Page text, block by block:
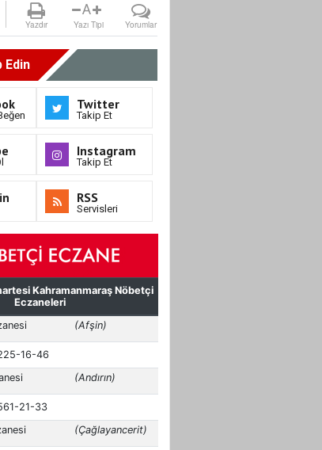
Yazdır
A
Yazı Tipi Yorumlar
Edin
Twitter
Takip Et
Instagram
Takip Et
RSS
Servisleri